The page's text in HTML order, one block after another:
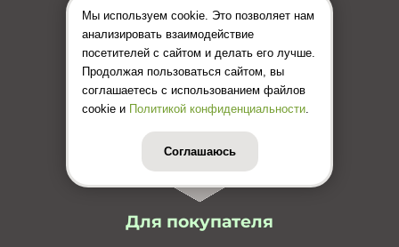
Каталог кабельные короба
Каталог несущие конструкции
Инструкция по монтажу лотков
Цены (Прайс-лист)
Для покупателя
Мы используем cookie. Это позволяет нам
анализировать взаимодействие
посетителей с сайтом и делать его лучше.
Продолжая пользоваться сайтом, вы
соглашаетесь с использованием файлов
cookie и Политикой конфиденциальности.
Соглашаюсь